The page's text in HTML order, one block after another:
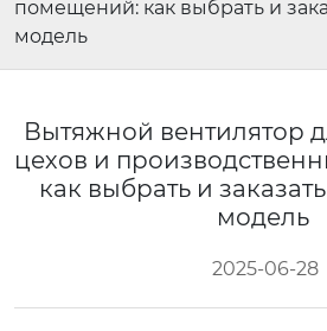
помещений: как выбрать и
модель
Вытяжной вентилятор
цехов и
как выбрать и
модель
2025-06-28